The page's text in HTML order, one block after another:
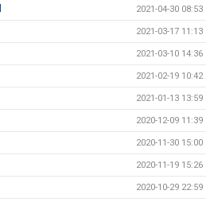
2021-04-30 08:53
2021-03-17 11:13
2021-03-10 14:36
2021-02-19 10:42
2021-01-13 13:59
2020-12-09 11:39
2020-11-30 15:00
2020-11-19 15:26
2020-10-29 22:59